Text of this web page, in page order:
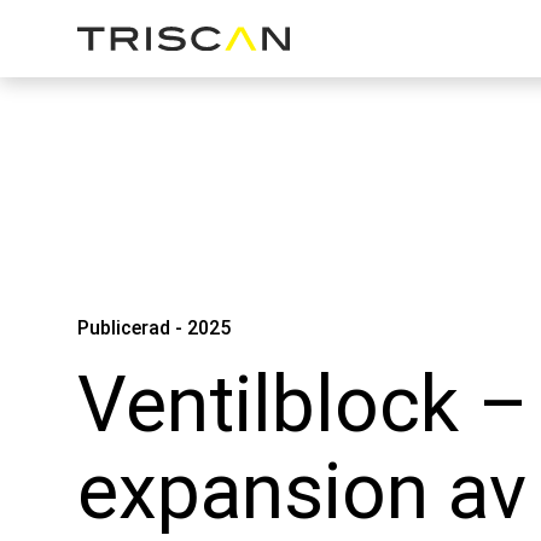
Publicerad - 2025
Ventilblock –
expansion